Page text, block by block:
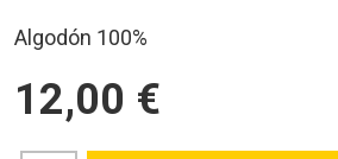
Algodón 100%
12,00 €